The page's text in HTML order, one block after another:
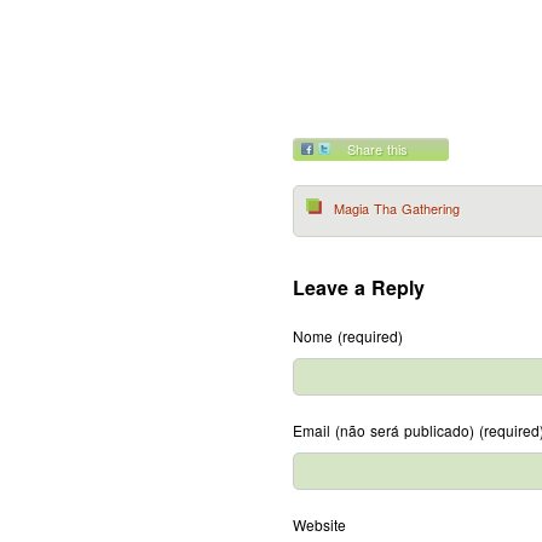
Share this
Magia Tha Gathering
Leave a Reply
Nome (required)
Email (não será publicado)
Website